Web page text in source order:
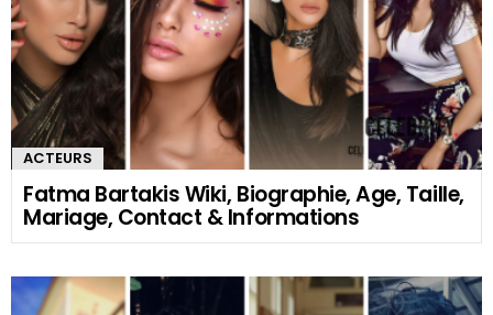
ACTEURS
Fatma Bartakis Wiki, Biographie, Age, Taille,
Mariage, Contact & Informations